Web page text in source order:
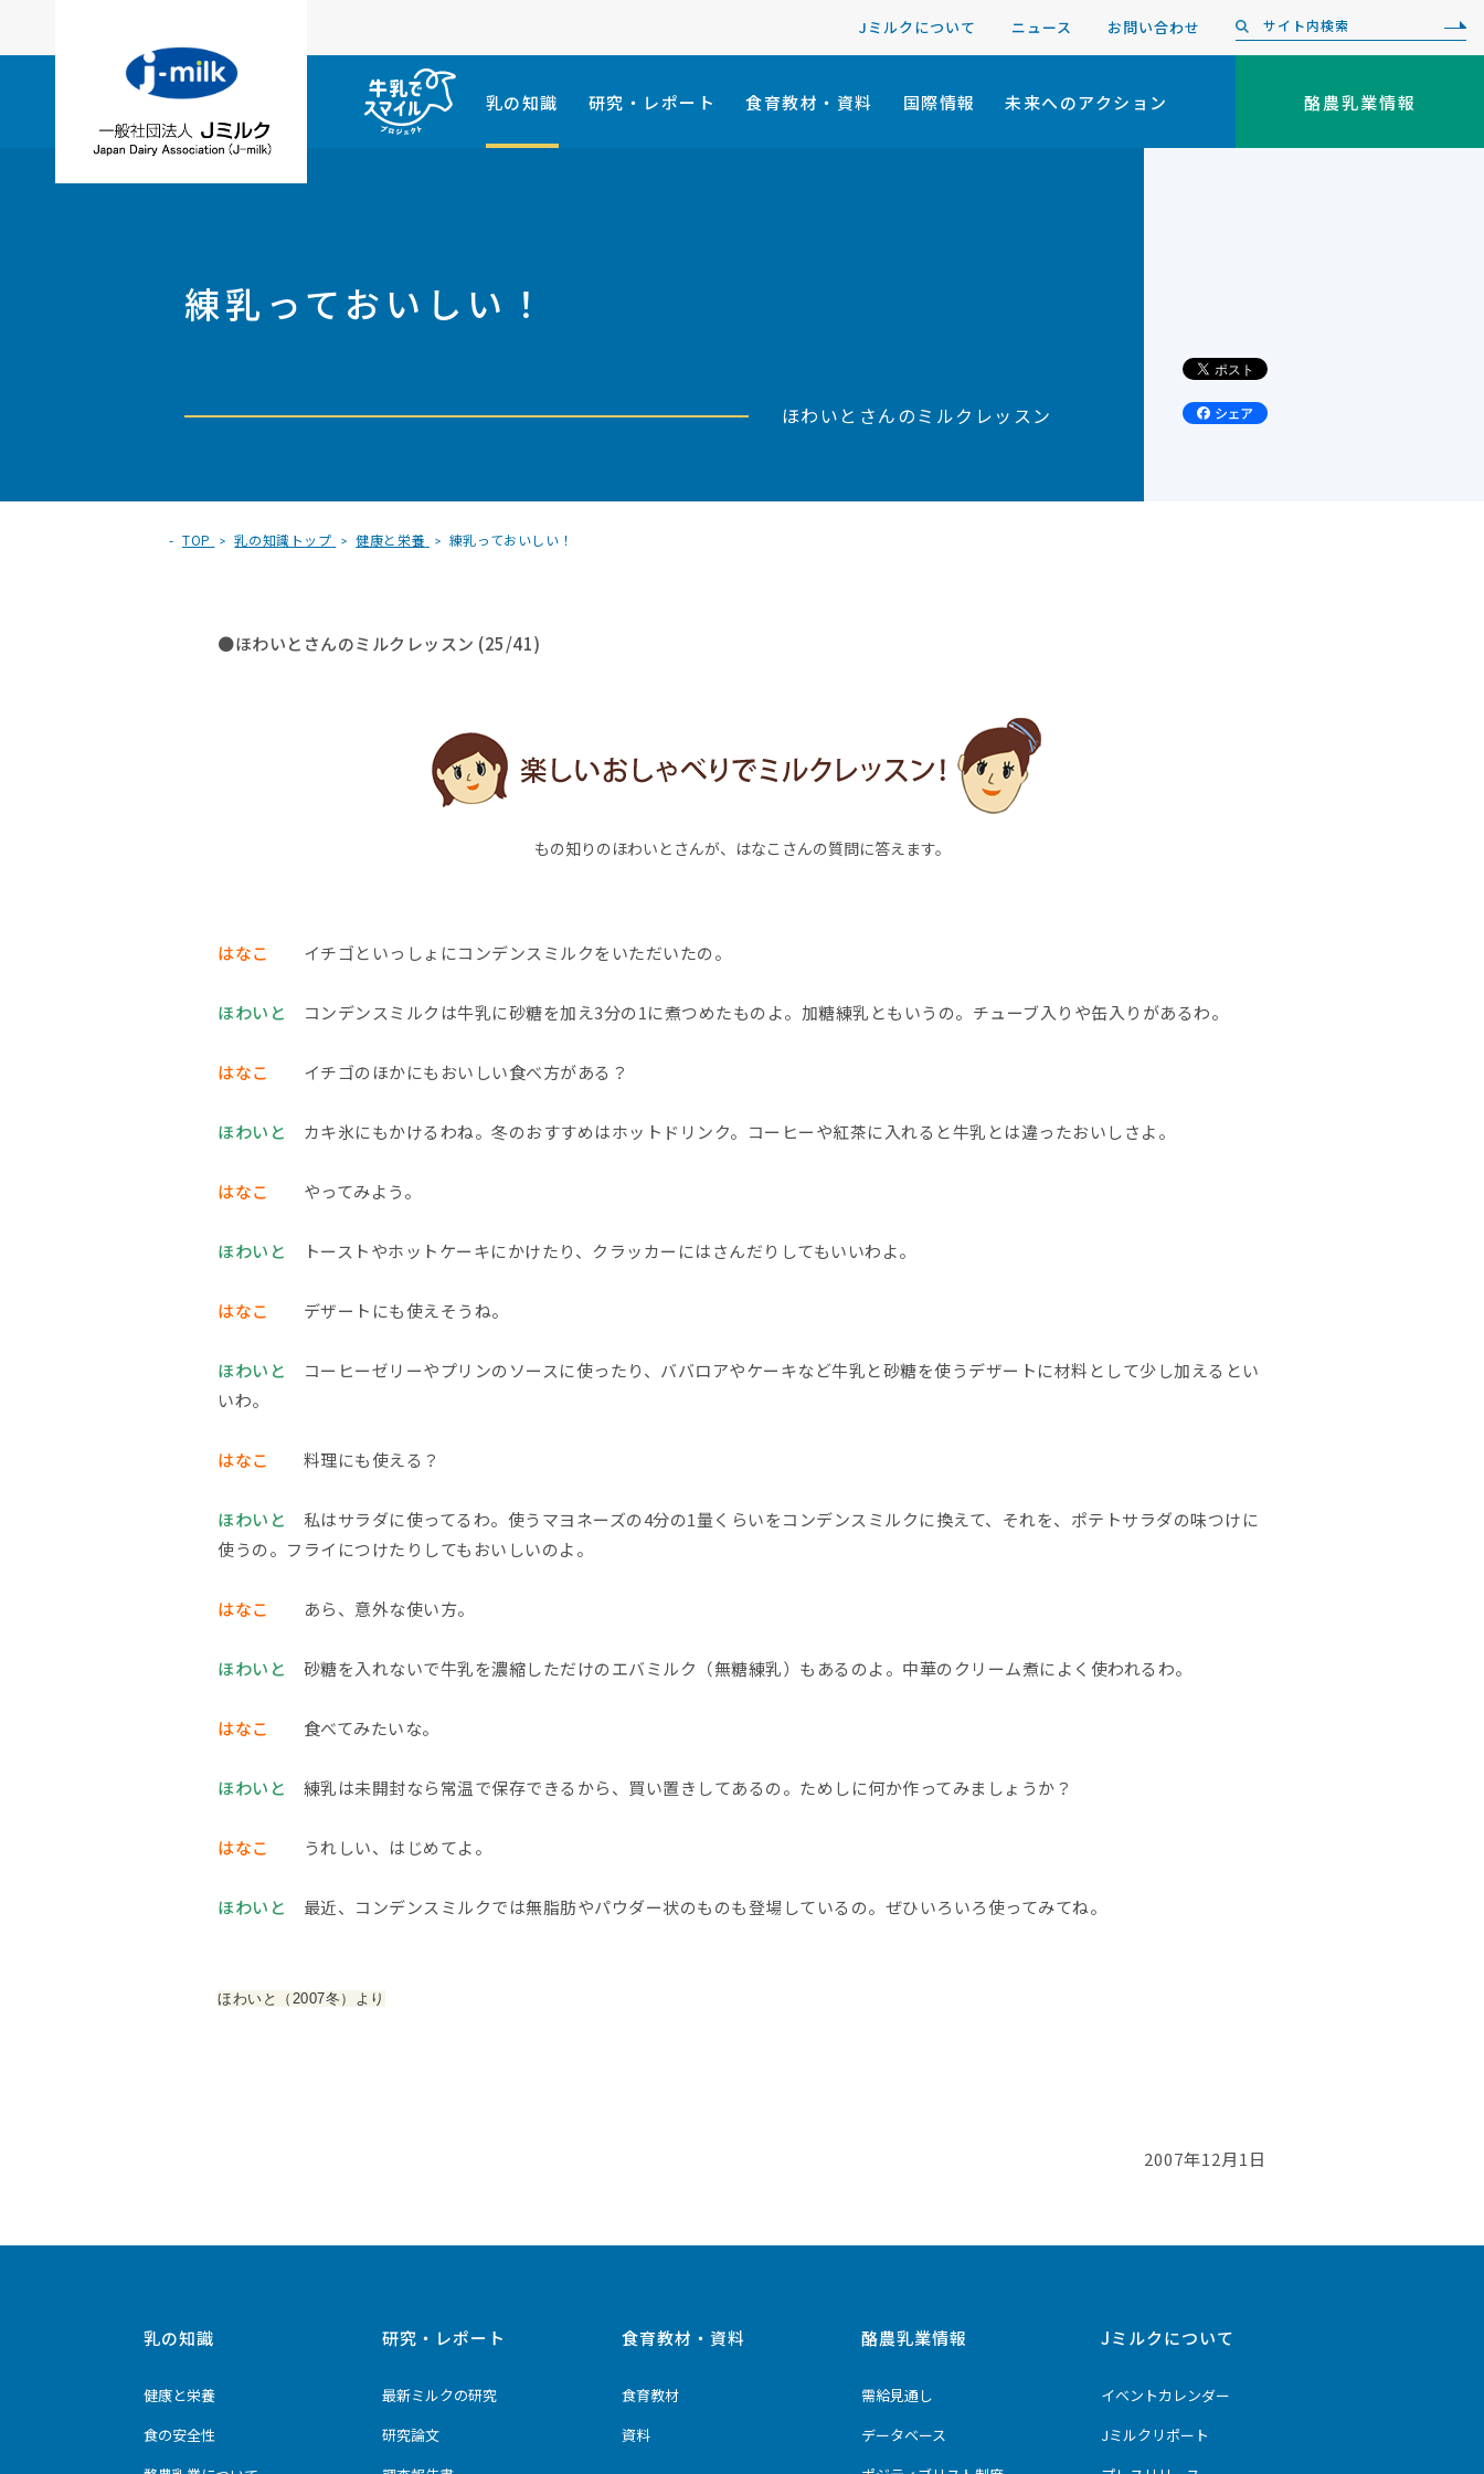
Jミルクについて ニュース お問い合わせ
乳の知識 研究・レポート 食育教材・資料 国際情報 未来へのアクション 酪農乳業情報
練乳っておいしい！
ほわいとさんのミルクレッスン
TOP 乳の知識トップ 健康と栄養 練乳っておいしい！
●ほわいとさんのミルクレッスン (25/41)
もの知りのほわいとさんが、はなこさんの質問に答えます。
はなこ イチゴといっしょにコンデンスミルクをいただいたの。
ほわいと コンデンスミルクは牛乳に砂糖を加え3分の1に煮つめたものよ。加糖練乳ともいうの。チューブ入りや缶入りがあるわ。
はなこ イチゴのほかにもおいしい食べ方がある？
ほわいと カキ氷にもかけるわね。冬のおすすめはホットドリンク。コーヒーや紅茶に入れると牛乳とは違ったおいしさよ。
はなこ やってみよう。
ほわいと トーストやホットケーキにかけたり、クラッカーにはさんだりしてもいいわよ。
はなこ デザートにも使えそうね。
ほわいと コーヒーゼリーやプリンのソースに使ったり、ババロアやケーキなど牛乳と砂糖を使うデザートに材料として少し加えるとい
いわ。
はなこ 料理にも使える？
ほわいと 私はサラダに使ってるわ。使うマヨネーズの4分の1量くらいをコンデンスミルクに換えて、それを、ポテトサラダの味つけに
使うの。フライにつけたりしてもおいしいのよ。
はなこ あら、意外な使い方。
ほわいと 砂糖を入れないで牛乳を濃縮しただけのエバミルク（無糖練乳）もあるのよ。中華のクリーム煮によく使われるわ。
はなこ 食べてみたいな。
ほわいと 練乳は未開封なら常温で保存できるから、買い置きしてあるの。ためしに何か作ってみましょうか？
はなこ うれしい、はじめてよ。
ほわいと 最近、コンデンスミルクでは無脂肪やパウダー状のものも登場しているの。ぜひいろいろ使ってみてね。
ほわいと（2007冬）より
2007年12月1日
乳の知識
健康と栄養
食の安全性
研究・レポート
最新ミルクの研究
研究論文
食育教材・資料
食育教材
資料
酪農乳業情報
需給見通し
データベース
Jミルクについて
イベントカレンダー
Jミルクリポート